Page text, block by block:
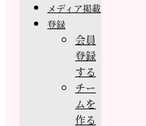
メディア掲載
登録
会員
登録
する
チー
ムを
作る